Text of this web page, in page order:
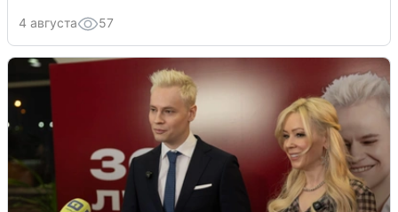
4 августа 57